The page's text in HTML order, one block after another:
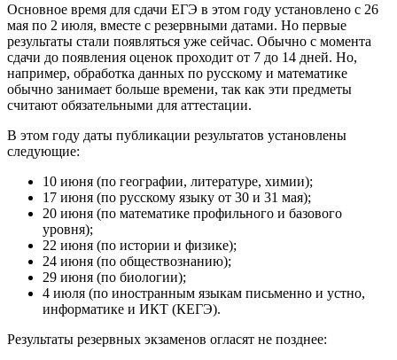
Основное время для сдачи ЕГЭ в этом году установлено с 26
мая по 2 июля, вместе с резервными датами. Но первые
результаты стали появляться уже сейчас. Обычно с момента
сдачи до появления оценок проходит от 7 до 14 дней. Но,
например, обработка данных по русскому и математике
обычно занимает больше времени, так как эти предметы
считают обязательными для аттестации.
В этом году даты публикации результатов установлены
следующие:
10 июня (по географии, литературе, химии);
17 июня (по русскому языку от 30 и 31 мая);
20 июня (по математике профильного и базового
уровня);
22 июня (по истории и физике);
24 июня (по обществознанию);
29 июня (по биологии);
4 июля (по иностранным языкам письменно и устно,
информатике и ИКТ (КЕГЭ).
Результаты резервных экзаменов огласят не позднее: